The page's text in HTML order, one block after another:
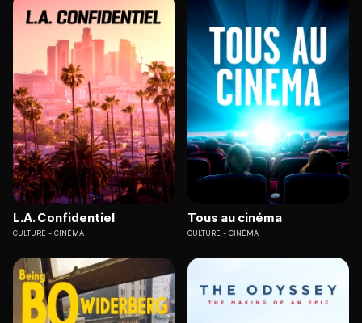
L.A. Confidentiel
CULTURE CINÉMA
Tous au cinéma
CULTURE CINÉMA